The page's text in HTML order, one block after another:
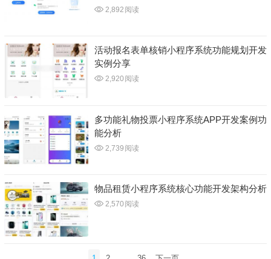
2,892 阅读
活动报名表单核销小程序系统功能规划开发
实例分享
2,920 阅读
多功能礼物投票小程序系统APP开发案例功
能分析
2,739 阅读
物品租赁小程序系统核心功能开发架构分析
2,570 阅读